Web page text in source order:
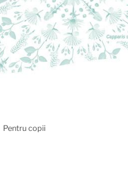
Pentru copii